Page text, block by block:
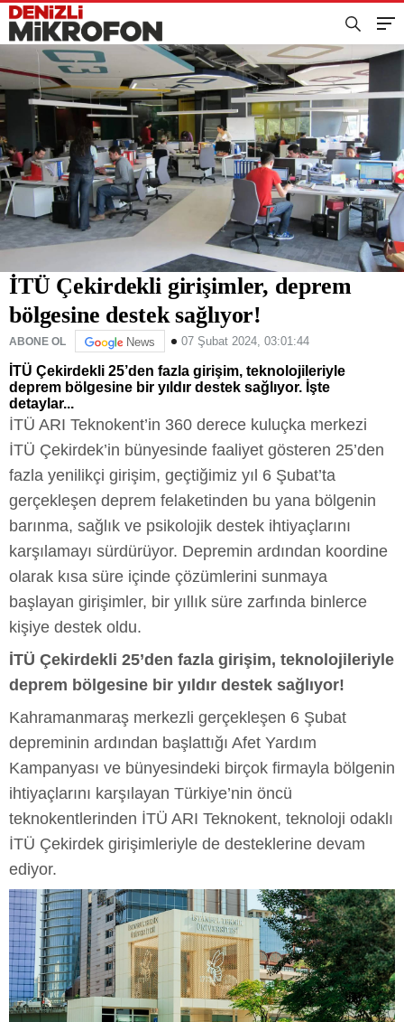
İTÜ Çekirdekli girişimler, deprem
bölgesine destek sağlıyor!
ABONE OL News 07 Şubat 2024, 03:01:44
İTÜ Çekirdekli 25’den fazla girişim, teknolojileriyle
deprem bölgesine bir yıldır destek sağlıyor. İşte
detaylar...
İTÜ ARI Teknokent’in 360 derece kuluçka merkezi
İTÜ Çekirdek’in bünyesinde faaliyet gösteren 25’den
fazla yenilikçi girişim, geçtiğimiz yıl 6 Şubat’ta
gerçekleşen deprem felaketinden bu yana bölgenin
barınma, sağlık ve psikolojik destek ihtiyaçlarını
karşılamayı sürdürüyor. Depremin ardından koordine
olarak kısa süre içinde çözümlerini sunmaya
başlayan girişimler, bir yıllık süre zarfında binlerce
kişiye destek oldu.
İTÜ Çekirdekli 25’den fazla girişim, teknolojileriyle
deprem bölgesine bir yıldır destek sağlıyor!
Kahramanmaraş merkezli gerçekleşen 6 Şubat
depreminin ardından başlattığı Afet Yardım
Kampanyası ve bünyesindeki birçok firmayla bölgenin
ihtiyaçlarını karşılayan Türkiye’nin öncü
teknokentlerinden İTÜ ARI Teknokent, teknoloji odaklı
İTÜ Çekirdek girişimleriyle de desteklerine devam
ediyor.